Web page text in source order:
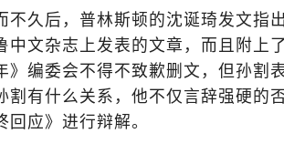
不久后，普林斯顿的沈诞琦发文指
中文杂志上发表的文章，而且附上
》编委会不得不致歉删文，但孙割
割有什么关系，他不仅言辞强硬的
回应》进行辩解。